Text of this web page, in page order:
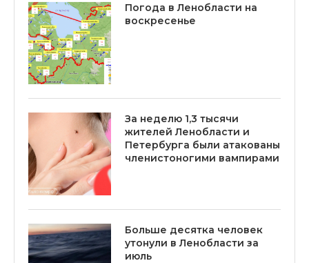
Погода в Ленобласти на
воскресенье
За неделю 1,3 тысячи
жителей Ленобласти и
Петербурга были атакованы
членистоногими вампирами
Больше десятка человек
утонули в Ленобласти за
июль